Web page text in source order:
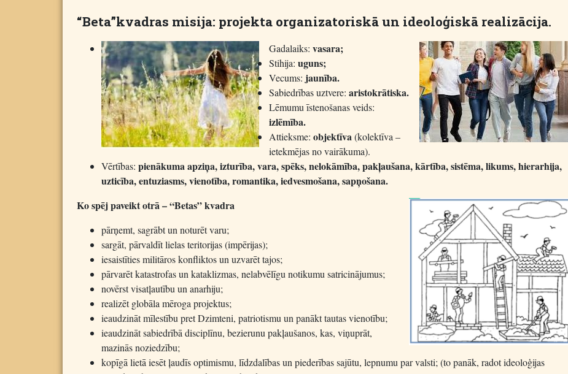
“Beta”kvadras misija: projekta organizatoriskā un ideoloģiskā realizācija.
Gadalaiks: vasara;
Stihija: uguns;
Vecums: jaunība.
Sabiedrības uztvere: aristokrātiska.
Lēmumu īstenošanas veids:
izlēmība.
Attieksme: objektīva(kolektīva –
ietekmējas no vairākuma).
Vērtības: pienākuma apziņa, izturība, vara, spēks, nelokāmība, pakļaušana, kārtība, sistēma, likums, hierarhija,
uzticība, entuziasms, vienotība, romantika, iedvesmošana, sapņošana.
Ko spēj paveikt otrā – “Betas” kvadra
pārņemt, sagrābt un noturēt varu;
sargāt, pārvaldīt lielas teritorijas (impērijas);
iesaistīties militāros konfliktos un uzvarēt tajos;
pārvarēt katastrofas un kataklizmas, nelabvēlīgu notikumu satricinājumus;
novērst visatļautību un anarhiju;
realizēt globāla mēroga projektus;
ieaudzināt mīlestību pret Dzimteni, patriotismu un panākt tautas vienotību;
ieaudzināt sabiedrībā disciplīnu, bezierunu pakļaušanos, kas, viņuprāt,
mazinās noziedzību;
kopīgā lietā iesēt ļaudīs optimismu, līdzdalības un piederības sajūtu, lepnumu par valsti; (to panāk, radot ideoloģijas